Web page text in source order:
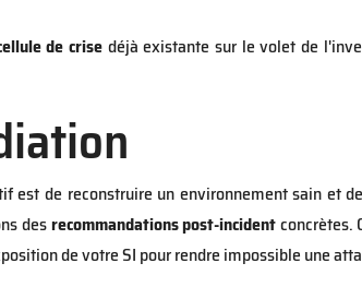
de crisedéjà existante sur le volet de
est de reconstruire un environnement sain et
desrecommandations post-incidentconcrètes.
de votre SI pour rendre impossible une